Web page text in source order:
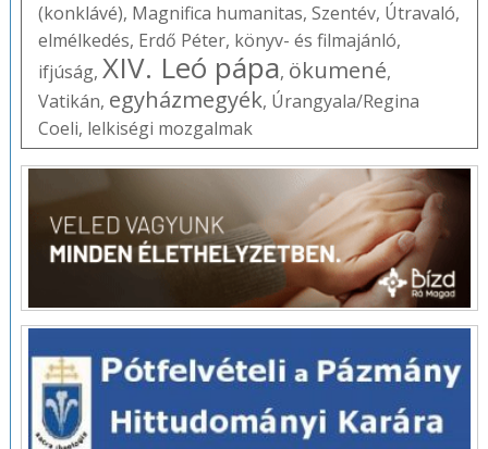
(konklávé), Magnifica humanitas, Szentév, Útravaló,
elmélkedés, Erdő Péter, könyv- és filmajánló,
ifjúság, XIV. Leó pápa, ökumené,
Vatikán, egyházmegyék, Úrangyala/Regina
Coeli, lelkiségi mozgalmak